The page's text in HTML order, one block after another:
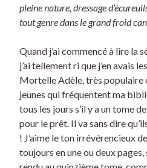
pleine nature, dressage
tout genre dans le grand froid
Quand j’ai commencé à lire la
j’ai tellement ri que j’en avais
Mortelle Adèle, très populaire
jeunes qui fréquentent ma
tous les jours s’il y a un tome
pour le prêt. Il va sans dire
! J’aime le ton irrévérencieux
toujours en une ou deux